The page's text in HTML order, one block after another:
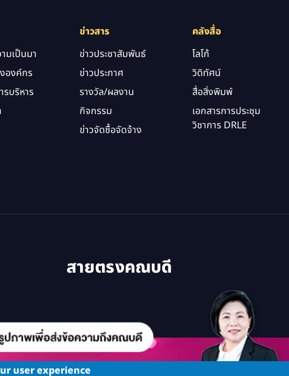
มเป็นมา
องค์กร
รบริหาร
ข่าวสาร
ข่าวประชาสัมพันธ์
ข่าวประกาศ
รางวัล/ผลงาน
กิจกรรม
ข่าวจัดซื้อจัดจ้าง
คลังสื่อ
โลโก้
วิดิทัศน์
สื่อสิ่งพิมพ์
เอกสารการประชุม
วิชาการ DRLE
สายตรงคณบดี
user experience